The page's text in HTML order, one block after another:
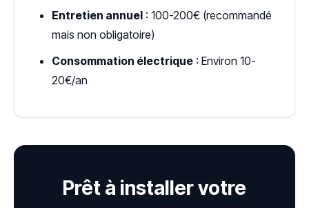
Entretien annuel : 100-200€ (recommandé
mais non obligatoire)
Consommation électrique : Environ 10-
20€/an
Prêt à installer votre